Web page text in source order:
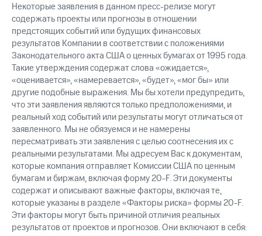
Некоторые заявления в данном пресс-релизе могут
содержать проекты или прогнозы в отношении
предстоящих событий или будущих финансовых
результатов Компании в соответствии с положениями
Законодательного акта США о ценных бумагах от 1995 года.
Такие утверждения содержат слова «ожидается»,
«оценивается», «намеревается», «будет», «мог бы» или
другие подобные выражения. Мы бы хотели предупредить,
что эти заявления являются только предположениями, и
реальный ход событий или результаты могут отличаться от
заявленного. Мы не обязуемся и не намерены
пересматривать эти заявления с целью соотнесения их с
реальными результатами. Мы адресуем Вас к документам,
которые компания отправляет Комиссии США по ценным
бумагам и биржам, включая форму 20-F. Эти документы
содержат и описывают важные факторы, включая те,
которые указаны в разделе «Факторы риска» формы 20-F.
Эти факторы могут быть причиной отличия реальных
результатов от проектов и прогнозов. Они включают в себя: